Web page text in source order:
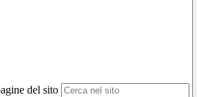
del sito